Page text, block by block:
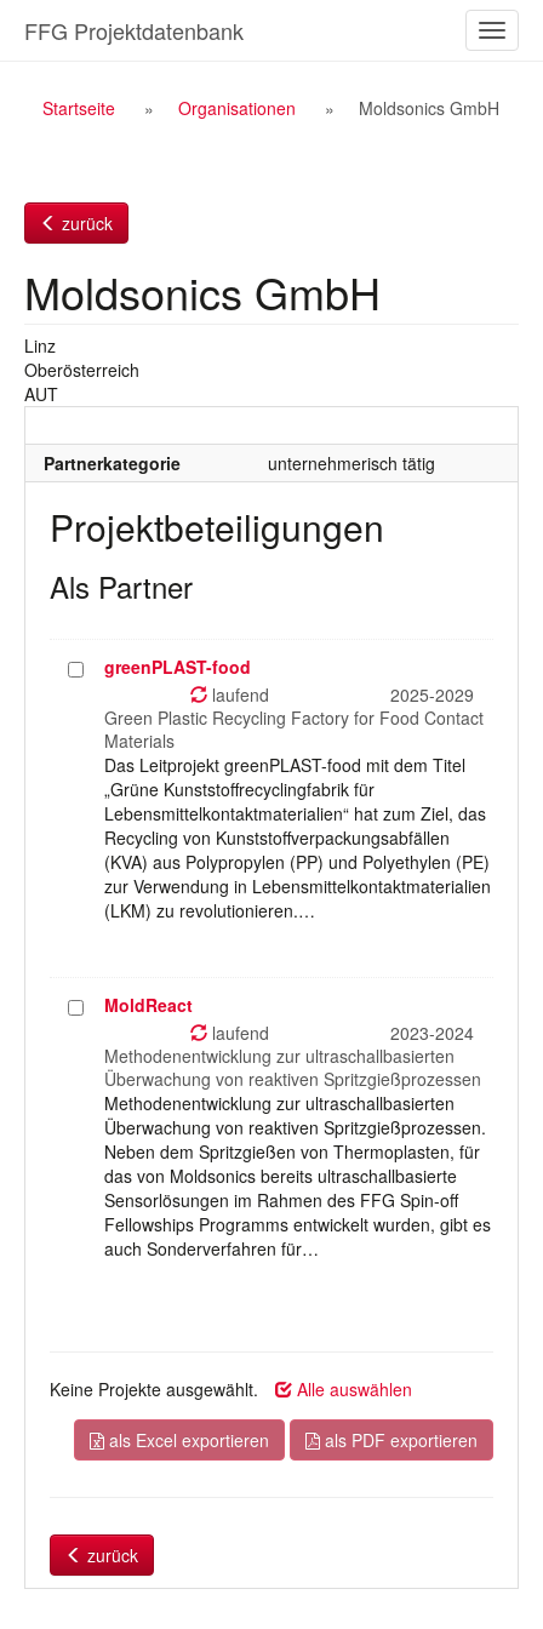
Inhalt
ein-/
FFG Projektdatenbank
Breadcrumb
Startseite Organisationen Moldsonics GmbH
zurück
Moldsonics GmbH
Linz
Oberösterreich
AUT
Partnerkategorie unternehmerisch tätig
Projektbeteiligungen
Als Partner
ProjektgreenPLAST-food
laufend
2025-2029
Green Plastic Recycling Factory for Food Contact
Materials
Das Leitprojekt greenPLAST-food mit dem Titel
„Grüne Kunststoffrecyclingfabrik für
Lebensmittelkontaktmaterialien“ hat zum Ziel, das
Recycling von Kunststoffverpackungsabfällen
(KVA) aus Polypropylen (PP) und Polyethylen (PE)
zur Verwendung in Lebensmittelkontaktmaterialien
(LKM) zu revolutionieren.…
ProjektMoldReact
laufend
2023-2024
Methodenentwicklung zur ultraschallbasierten
Überwachung von reaktiven Spritzgießprozessen
Methodenentwicklung zur ultraschallbasierten
Überwachung von reaktiven Spritzgießprozessen.
Neben dem Spritzgießen von Thermoplasten, für
das von Moldsonics bereits ultraschallbasierte
Sensorlösungen im Rahmen des FFG Spin-off
Fellowships Programms entwickelt wurden, gibt es
auch Sonderverfahren für…
Keine Projekte ausgewählt. Alle auswählen
als Excel exportieren als PDF exportieren
zurück